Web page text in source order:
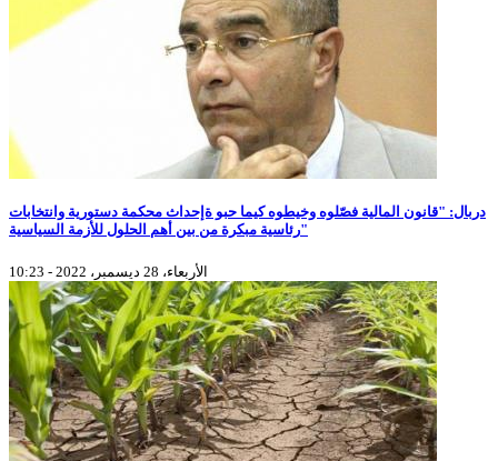
دربال: "قانون المالية فصّلوه وخيطوه كيما حبو ةإحداث محكمة دستورية وانتخابات
رئاسية مبكرة من بين أهم الحلول للأزمة السياسية"
الأربعاء، 28 ديسمبر، 2022 - 10:23